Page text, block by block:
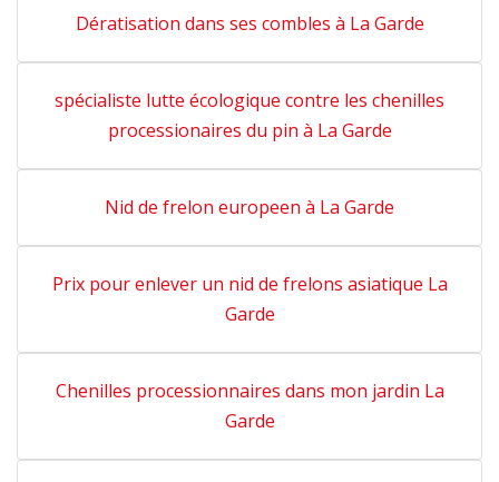
Dératisation dans ses combles à La Garde
spécialiste lutte écologique contre les chenilles
processionaires du pin à La Garde
Nid de frelon europeen à La Garde
Prix pour enlever un nid de frelons asiatique La
Garde
Chenilles processionnaires dans mon jardin La
Garde